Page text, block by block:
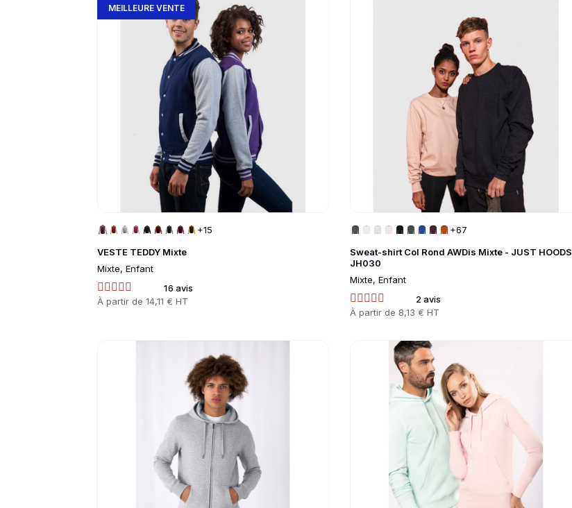
VESTE TEDDY Mixte
Mixte, Enfant
16 avis
Prix
À partir de 14,11 € HT
MEILLEURE VENTE
+15
Sweat-shirt Col Rond AWDis Mixte - JUST HOODS
JH030
Mixte, Enfant
2 avis
Prix
À partir de 8,13 € HT
+67
Go to product page